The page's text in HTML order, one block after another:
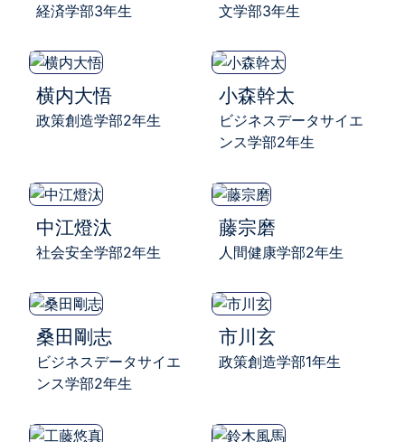
経済学部3年生 文学部3年生
横内大悟
政策創造学部2年生
小森幹太
ビジネスデータサイエ
ンス学部2年生
中江燈汰
社会安全学部2年生
藤宗磨
人間健康学部2年生
桑田剛志
ビジネスデータサイエ
ンス学部2年生
市川玄
政策創造学部1年生